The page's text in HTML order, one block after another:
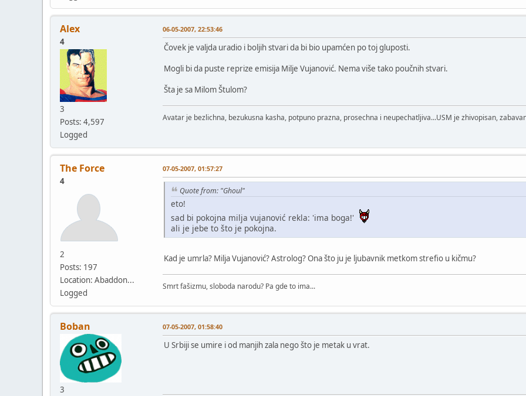
Alex
4
3
Posts: 4,597
Logged
06-05-2007, 22:53:46
Čovek je valjda uradio i boljih stvari da bi bio upamćen po toj gluposti.
Mogli bi da puste reprize emisija Milje Vujanović. Nema više tako poučnih stvari.
Šta je sa Milom Štulom?
Avatar je bezlichna, bezukusna kasha, potpuno prazna, prosechna i neupechatljiva...USM je zhivopisan,
The Force
4
2
Posts: 197
Location: Abaddon...
Logged
07-05-2007, 01:57:27
Quote from: "Ghoul"
eto!
sad bi pokojna milja vujanović rekla: 'ima boga!'
ali je jebe to što je pokojna.
Kad je umrla? Milja Vujanović? Astrolog? Ona što ju je ljubavnik metkom strefio u kičmu?
Smrt fašizmu, sloboda narodu? Pa gde to ima...
Boban
3
07-05-2007, 01:58:40
U Srbiji se umire i od manjih zala nego što je metak u vrat.